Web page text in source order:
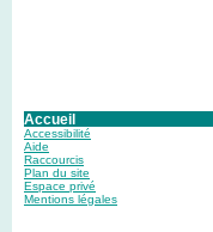
Accueil
Accessibilité
Aide
Raccourcis
Plan du site
Espace privé
Mentions légales